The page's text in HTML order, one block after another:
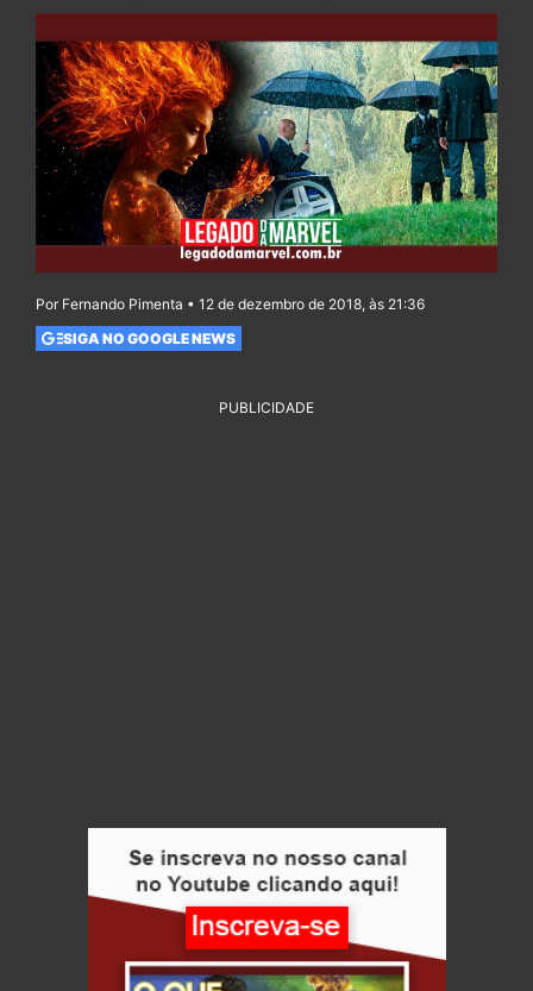
Por Fernando Pimenta • 12 de dezembro de 2018, às 21:36
SIGA NO GOOGLE NEWS
PUBLICIDADE